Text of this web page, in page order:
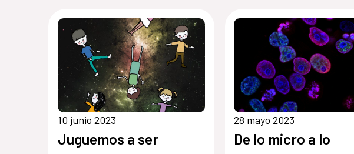
10 junio 2023
Juguemos a ser
28 mayo 2023
De lo micro a lo